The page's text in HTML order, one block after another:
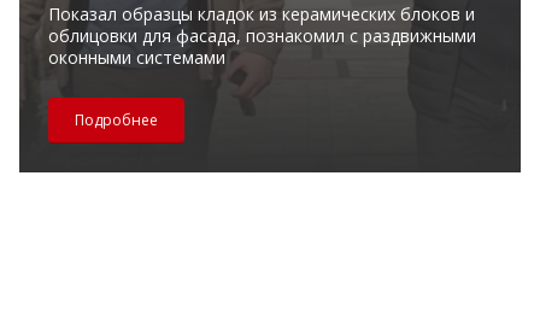
Показал образцы кладок из керамических блоков и
облицовки для фасада, познакомил с раздвижными
оконными системами
Подробнее